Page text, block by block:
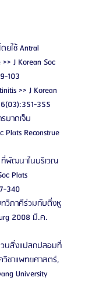
ยใช้ Antral
J Korean Soc
103
>> J Korean
355
บาดเจ็บ
Reconstrue
ที่พัฒนาในบริเวณ
Plats
340
วิภาคีร่วมกับติ่งหู
2008 มี.ค.
นสิ่งแปลกปลอมที่
ควิชาแพทยศาสตร์,
University